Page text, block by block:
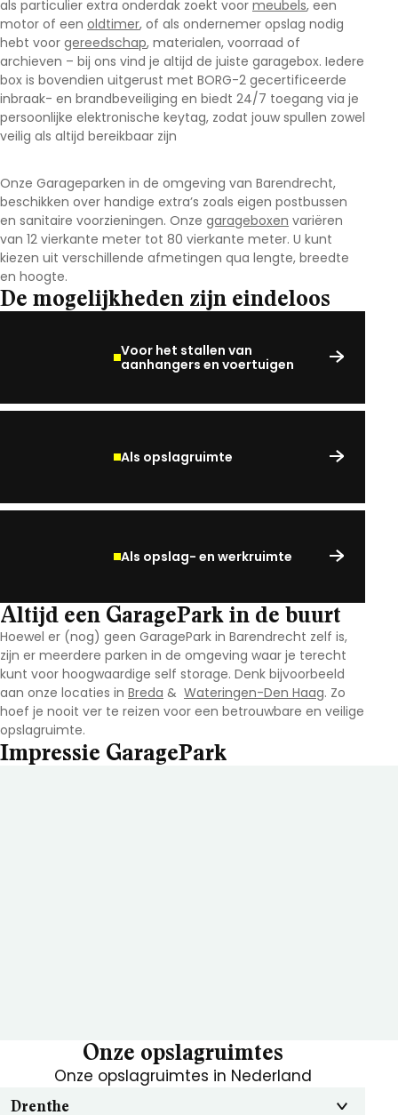
als particulier extra onderdak zoekt voor meubels, een
motor of een oldtimer, of als ondernemer opslag nodig
hebt voor gereedschap, materialen, voorraad of
archieven – bij ons vind je altijd de juiste garagebox. Iedere
box is bovendien uitgerust met BORG-2 gecertificeerde
inbraak- en brandbeveiliging en biedt 24/7 toegang via je
persoonlijke elektronische keytag, zodat jouw spullen zowel
veilig als altijd bereikbaar zijn
Onze Garageparken in de omgeving van Barendrecht,
beschikken over handige extra’s zoals eigen postbussen
en sanitaire voorzieningen. Onze garageboxen variëren
van 12 vierkante meter tot 80 vierkante meter. U kunt
kiezen uit verschillende afmetingen qua lengte, breedte
en hoogte.
De mogelijkheden zijn eindeloos
Voor het stallen van
aanhangers en voertuigen
Als opslagruimte
Als opslag- en werkruimte
Altijd een GaragePark in de buurt
Hoewel er (nog) geen GaragePark in Barendrecht zelf is,
zijn er meerdere parken in de omgeving waar je terecht
kunt voor hoogwaardige self storage. Denk bijvoorbeeld
aan onze locaties in Breda & Wateringen-Den Haag. Zo
hoef je nooit ver te reizen voor een betrouwbare en veilige
opslagruimte.
Impressie GaragePark
Onze opslagruimtes
Onze opslagruimtes in Nederland
Drenthe